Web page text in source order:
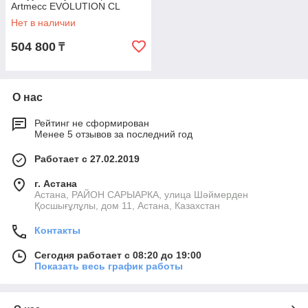
В каталоге представлены стирально-
сушильные машины из высокопрочных
механизмами. Также у нас вы найдете
Artmecc EVOLUTION CL
Нет в наличии
504 800 ₸
О нас
Рейтинг не сформирован
Менее 5 отзывов за последний год
Работает с 27.02.2019
г. Астана
Астана, РАЙОН САРЫАРКА, улица Шәймерден
Қосшығұлұлы, дом 11, Астана, Казахстан
Контакты
Сегодня работает с 08:20 до 19:00
Показать весь график работы